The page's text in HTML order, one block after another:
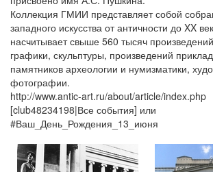
Коллекция ГМИИ представляет собой
западного искусства от античности до XX
насчитывает свыше 560 тысяч
графики, скульптуры, произведений
памятников археологии и нумизматики,
фотографии.
http://www.antic-art.ru/about/article/index.php
[club48234198|Все события] или
#Ваш_День_Рождения_13_июня